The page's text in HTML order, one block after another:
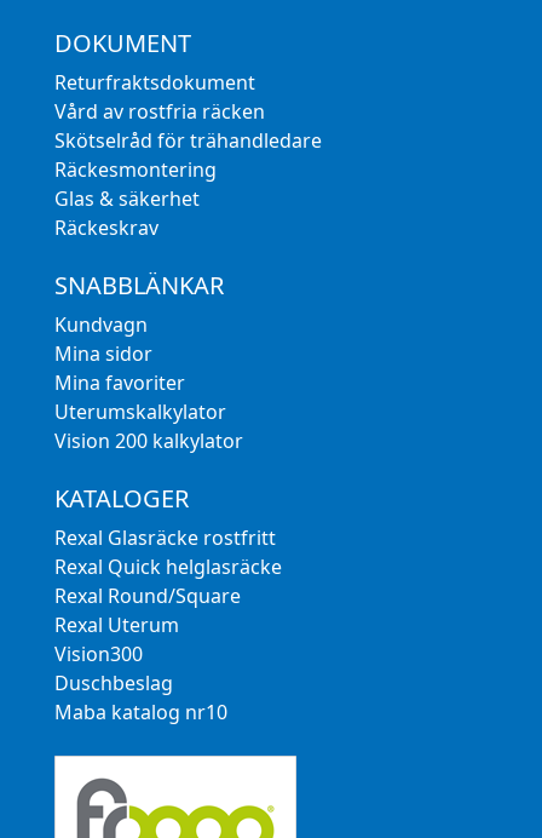
DOKUMENT
Returfraktsdokument
Vård av rostfria räcken
Skötselråd för trähandledare
Räckesmontering
Glas & säkerhet
Räckeskrav
SNABBLÄNKAR
Kundvagn
Mina sidor
Mina favoriter
Uterumskalkylator
Vision 200 kalkylator
KATALOGER
Rexal Glasräcke rostfritt
Rexal Quick helglasräcke
Rexal Round/Square
Rexal Uterum
Vision300
Duschbeslag
Maba katalog nr10